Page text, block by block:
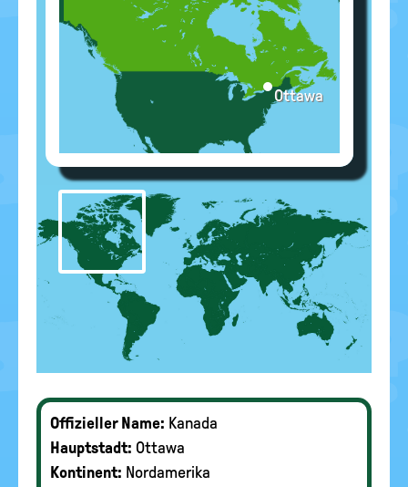
Ottawa
Offizieller Name: Kanada
Hauptstadt: Ottawa
Kontinent: Nordamerika